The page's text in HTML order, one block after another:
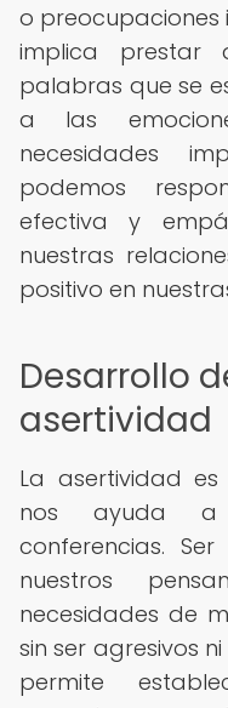
o preocupaciones
implica
palabras que se
a las
necesidades
podemos
efectiva y
nuestras
positivo en
Desarrollo
asertividad
La asertividad
nos ayuda a
conferencias.
nuestros
necesidades de
sin ser agresivos
permite